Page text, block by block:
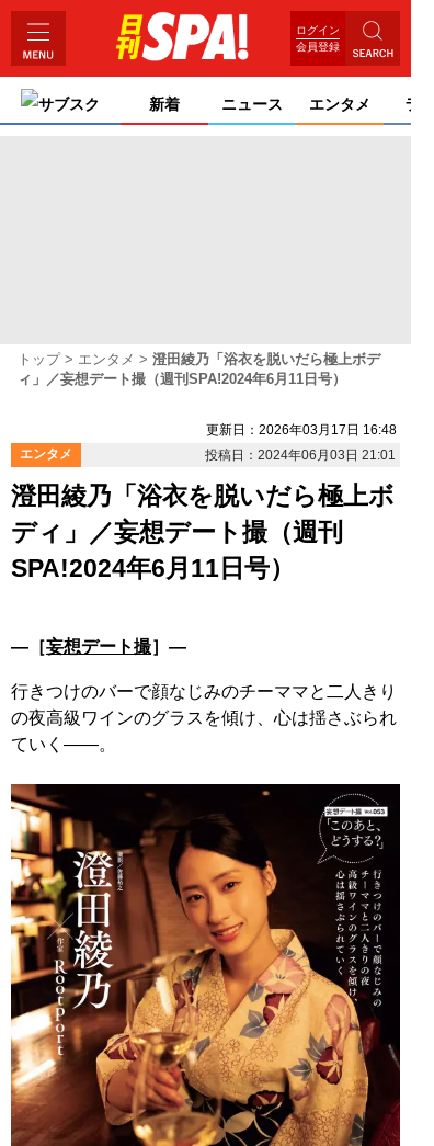
ログイン
会員登録
サブスク 新着 ニュース エンタメ ライ
トップ エンタメ
澄田綾乃「浴衣を脱いだら極上ボデ
ィ」／妄想デート撮（週刊SPA!2024年6月11日号）
更新日：2026年03月17日 16:48
エンタメ
投稿日：2024年06月03日 21:01
澄田綾乃「浴衣を脱いだら極上ボ
ディ」／妄想デート撮（週刊
SPA!2024年6月11日号）
―［妄想デート撮］―
行きつけのバーで顔なじみのチーママと二人きり
の夜高級ワインのグラスを傾け、心は揺さぶられ
ていく――。